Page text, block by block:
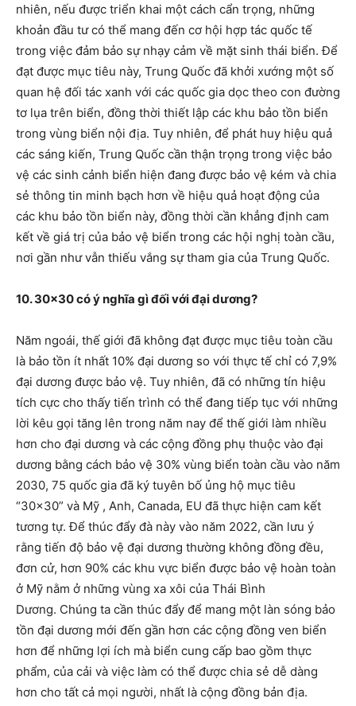
nhiên, nếu được triển khai một cách cẩn trọng, những
khoản đầu tư có thể mang đến cơ hội hợp tác quốc tế
trong việc đảm bảo sự nhạy cảm về mặt sinh thái biển. Để
đạt được mục tiêu này, Trung Quốc đã khởi xướng một số
quan hệ đối tác xanh với các quốc gia dọc theo con đường
tơ lụa trên biển, đồng thời thiết lập các khu bảo tồn biển
trong vùng biển nội địa. Tuy nhiên, để phát huy hiệu quả
các sáng kiến, Trung Quốc cần thận trọng trong việc bảo
vệ các sinh cảnh biển hiện đang được bảo vệ kém và chia
sẻ thông tin minh bạch hơn về hiệu quả hoạt động của
các khu bảo tồn biển này, đồng thời cần khẳng định cam
kết về giá trị của bảo vệ biển trong các hội nghị toàn cầu,
nơi gần như vẫn thiếu vắng sự tham gia của Trung Quốc.
10. 30×30 có ý nghĩa gì đối với đại dương?
Năm ngoái, thế giới đã không đạt được mục tiêu toàn cầu
là bảo tồn ít nhất 10% đại dương so với thực tế chỉ có 7,9%
đại dương được bảo vệ. Tuy nhiên, đã có những tín hiệu
tích cực cho thấy tiến trình có thể đang tiếp tục với những
lời kêu gọi tăng lên trong năm nay để thế giới làm nhiều
hơn cho đại dương và các cộng đồng phụ thuộc vào đại
dương bằng cách bảo vệ 30% vùng biển toàn cầu vào năm
2030, 75 quốc gia đã ký tuyên bố ủng hộ mục tiêu
“30×30” và Mỹ , Anh, Canada, EU đã thực hiện cam kết
tương tự. Để thúc đẩy đà này vào năm 2022, cần lưu ý
rằng tiến độ bảo vệ đại dương thường không đồng đều,
đơn cử, hơn 90% các khu vực biển được bảo vệ hoàn toàn
ở Mỹ nằm ở những vùng xa xôi của Thái Bình
Dương. Chúng ta cần thúc đẩy để mang một làn sóng bảo
tồn đại dương mới đến gần hơn các cộng đồng ven biển
hơn để những lợi ích mà biển cung cấp bao gồm thực
phẩm, của cải và việc làm có thể được chia sẻ dễ dàng
hơn cho tất cả mọi người, nhất là cộng đồng bản địa.